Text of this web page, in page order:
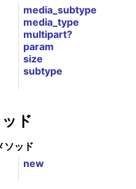
media_subtype
media_type
multipart?
param
size
subtype
ド
ソッド
new